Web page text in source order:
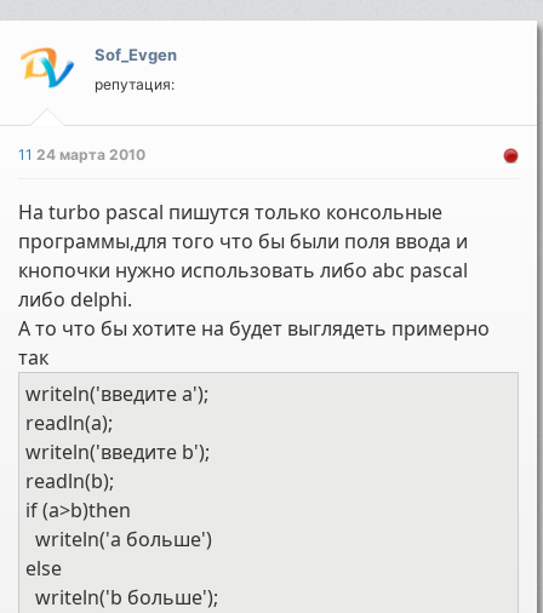
Sof_Evgen
репутация:
1124 марта 2010
На turbo pascal пишутся только консольные
программы,для того что бы были поля ввода и
кнопочки нужно использовать либо abc pascal
либо delphi.
А то что бы хотите на будет выглядеть примерно
так
writeln('введите а');
readln(a);
writeln('введите b');
readln(b);
if (a>b)then
writeln('а больше')
else
writeln('b больше');